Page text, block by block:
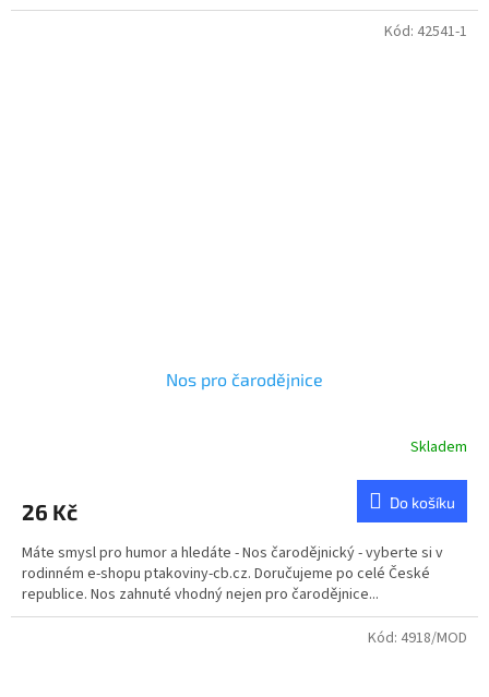
Nos pro čarodějnice
Skladem
26 Kč Do košíku
Máte smysl pro humor a hledáte - Nos čarodějnický - vyberte si v
rodinném e-shopu ptakoviny-cb.cz. Doručujeme po celé České
republice. Nos zahnuté vhodný nejen pro čarodějnice...
Kód: 42541-1
Kód: 4918/MOD